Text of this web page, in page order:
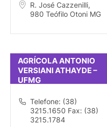
R. José Cazzenilli,
980 Teófilo Otoni MG
AGRÍCOLA ANTONIO
VERSIANI ATHAYDE –
UFMG
Telefone: (38)
3215.1650 Fax: (38)
3215.1784